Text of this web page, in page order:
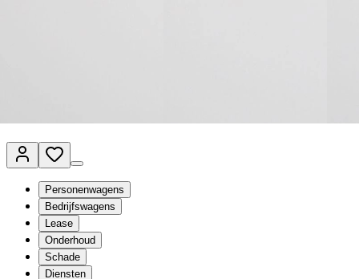
Personenwagens
Bedrijfswagens
Lease
Onderhoud
Schade
Diensten